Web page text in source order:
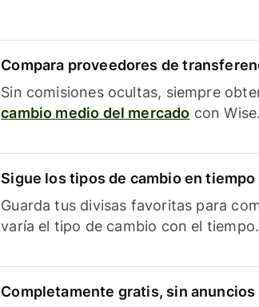
Compara proveedores de
Sin comisiones ocultas, siempre
cambio medio del mercado con Wise.
Sigue los tipos de cambio en tiempo
Guarda tus divisas favoritas para
varía el tipo de cambio con el tiempo.
Completamente gratis, sin anuncios